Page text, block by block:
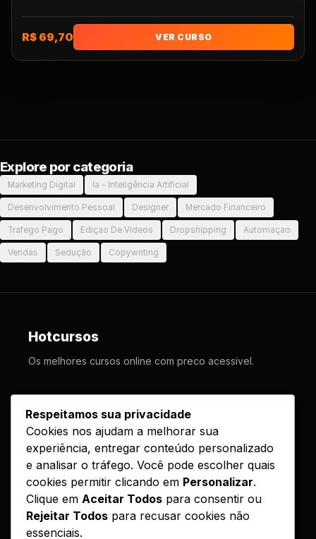
R$ 69,70 VER CURSO
Explore por categoria
Marketing Digital Ia - Inteligência Artificial
Desenvolvimento Pessoal Designer Mercado Financeiro
Trafego Pago Ediçao De Videos Dropshipping Automaçao
Vendas Sedução Copywriting
Hotcursos
Os melhores cursos online com preco acessivel.
Cursos
Como Funciona
Contato
Politica de Entrega
Respeitamos sua privacidade
Cookies nos ajudam a melhorar sua
experiência, entregar conteúdo personalizado
e analisar o tráfego. Você pode escolher quais
cookies permitir clicando em Personalizar.
Clique em Aceitar Todos para consentir ou
Rejeitar Todos para recusar cookies não
essenciais.